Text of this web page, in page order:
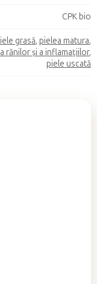
CPK bio
grasă, pielea matura,
rănilor și a inflamațiilor,
piele uscată